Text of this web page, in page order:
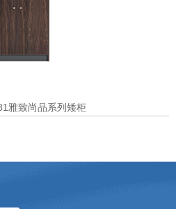
雅致尚品系列矮柜